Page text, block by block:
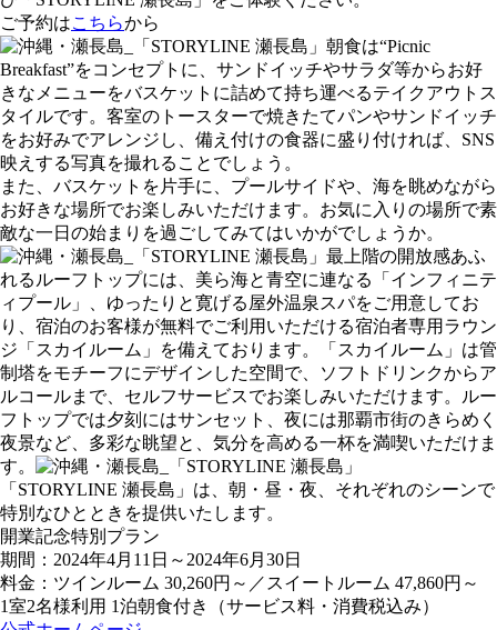
ご予約はこちらから
朝食は“Picnic
Breakfast”をコンセプトに、サンドイッチやサラダ等からお好
きなメニューをバスケットに詰めて持ち運べるテイクアウトス
タイルです。客室のトースターで焼きたてパンやサンドイッチ
をお好みでアレンジし、備え付けの食器に盛り付ければ、SNS
映えする写真を撮れることでしょう。
また、バスケットを片手に、プールサイドや、海を眺めながら
お好きな場所でお楽しみいただけます。お気に入りの場所で素
敵な一日の始まりを過ごしてみてはいかがでしょうか。
最上階の開放感あふ
れるルーフトップには、美ら海と青空に連なる「インフィニテ
ィプール」、ゆったりと寛げる屋外温泉スパをご用意してお
り、宿泊のお客様が無料でご利用いただける宿泊者専用ラウン
ジ「スカイルーム」を備えております。「スカイルーム」は管
制塔をモチーフにデザインした空間で、ソフトドリンクからア
ルコールまで、セルフサービスでお楽しみいただけます。ルー
フトップでは夕刻にはサンセット、夜には那覇市街のきらめく
夜景など、多彩な眺望と、気分を高める一杯を満喫いただけま
す。
「STORYLINE 瀬長島」は、朝・昼・夜、それぞれのシーンで
特別なひとときを提供いたします。
開業記念特別プラン
期間：2024年4月11日～2024年6月30日
料金：ツインルーム 30,260円～／スイートルーム 47,860円～
1室2名様利用 1泊朝食付き（サービス料・消費税込み）